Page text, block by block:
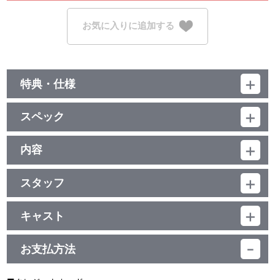
お気に入りに追加する
特典・仕様
特典
完全新作ドラマCD『藍眺の結婚式』（24分）
出演：風助：松本梨香／藍眺：真殿光昭／橙次：小杉十郎太／里穂
子：林原めぐみ／ヒロユキ：鈴木勝美／黄純：松本保典／赤雷：石
田 彰
※藍眺の眺は「月」＋「兆」が正しい表記となります。
特典
西尾鉄也（キャラクターデザイン）、阿部紀之（現：阿部記之）
（監督）、萩野 賢（プロデューサー）、鈴木結女（OP/ED主題歌）
スペック
品番：BCXA-0979
ジャンル：TVアニメ
ﾘﾆｱPCM(ﾓﾉﾗﾙ)／AVC／BD50G×4枚／4:3<1080p High Definition>
／カラー／確662分／2巻
内容
制作年度：1995-1996年
【TVシリーズ第1話～第28話収録】
第1話「子忍の風助！」／第2話「酉忍隊長登場」／第3話「大地の
橙次！」／第4話「襲撃者たち」
第5話「勝身煙たつ！」／第6話「恐怖の要塞城」／第7話「氷の黄
純！」／第8話「閉ざされた心」
第9話「母の子守唄」／第10話「悲しい別れ」／第11話「苦狼門の
試練」／第12話「強くなる方法」
スタッフ
原作：桐山光侍（集英社「週刊少年ジャンプ」連載）／監督：阿部
紀之（現：阿部記之）／シリーズ構成：橋本裕志／キャラクターデ
ザイン：西尾鉄也・北山真理／美術デザイン：池田祐二／美術監
督：高田茂祝／撮影監督：福島敏行／音楽：本間勇輔／音響監督：
水本 完／制作：フジテレビ・読売広告社・ぴえろ
キャスト
風助：松本梨香／藍眺：真殿光昭／橙次：小杉十郎太／里穂子：林
原めぐみ／ヒロユキ：鈴木勝美／バサラ（黄純）：松本保典／赤
雷：石田 彰／アジラダ：西村知道／メキラ：平松晶子／コウチン：
お支払方法